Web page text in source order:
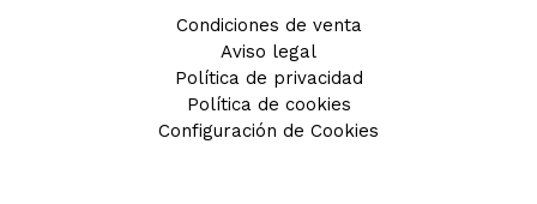
Condiciones de venta
Aviso legal
Política de privacidad
Política de cookies
Configuración de Cookies